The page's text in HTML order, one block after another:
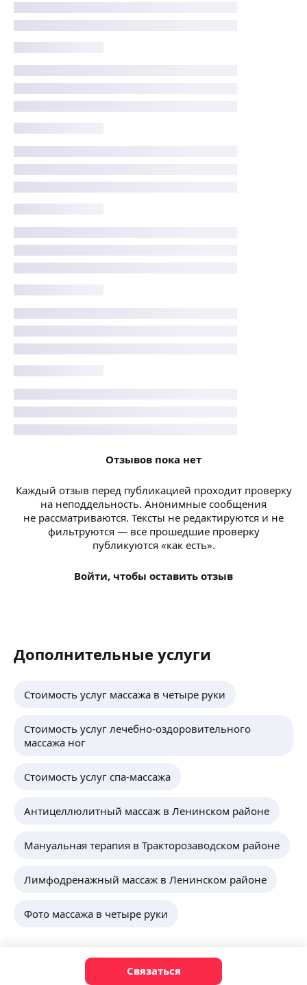
Отзывов пока нет
Каждый отзыв перед публикацией проходит проверку
на неподдельность. Анонимные сообщения
не рассматриваются. Тексты не редактируются и не
фильтруются — все прошедшие проверку
публикуются «как есть».
Войти, чтобы оставить отзыв
Дополнительные услуги
Стоимость услуг массажа в четыре руки
Стоимость услуг лечебно-оздоровительного
массажа ног
Стоимость услуг спа-массажа
Антицеллюлитный массаж в Ленинском районе
Мануальная терапия в Тракторозаводском районе
Лимфодренажный массаж в Ленинском районе
Фото массажа в четыре руки
Связаться